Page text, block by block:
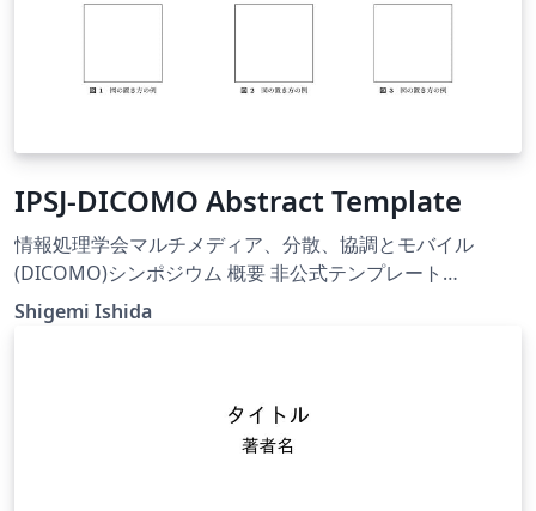
IPSJ-DICOMO Abstract Template
情報処理学会マルチメディア、分散、協調とモバイル
(DICOMO)シンポジウム 概要 非公式テンプレート
https://dicomo.org/ Unofficial Japanese Abstract
Template for IPSJ DICOMO Symposium
Shigemi Ishida